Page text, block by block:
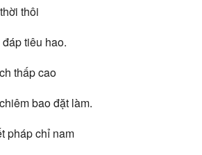
thôi
tiêu hao.
thấp cao
bao đặt làm.
pháp chỉ nam